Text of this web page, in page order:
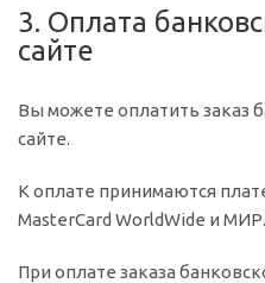
3. Оплата
сайте
Вы можете оплатить заказ
сайте.
К оплате принимаются
MasterCard WorldWide и МИР.
При оплате заказа